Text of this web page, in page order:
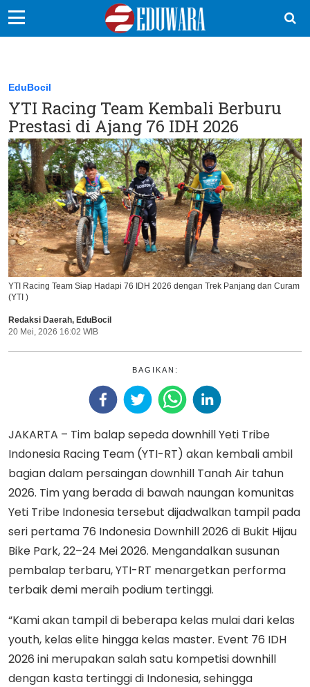
Sekolah Kita
Vokasi
Kampus
Idea
Sains
EduDana
Ikuti Kami di:
EduBocil
YTI Racing Team Kembali Berburu
Prestasi di Ajang 76 IDH 2026
YTI Racing Team Siap Hadapi 76 IDH 2026 dengan Trek Panjang dan Curam
(YTI )
Redaksi Daerah, EduBocil
20 Mei, 2026 16:02 WIB
BAGIKAN:
JAKARTA – Tim balap sepeda downhill Yeti Tribe
Indonesia Racing Team (YTI-RT) akan kembali ambil
bagian dalam persaingan downhill Tanah Air tahun
2026. Tim yang berada di bawah naungan komunitas
Yeti Tribe Indonesia tersebut dijadwalkan tampil pada
seri pertama 76 Indonesia Downhill 2026 di Bukit Hijau
Bike Park, 22–24 Mei 2026. Mengandalkan susunan
pembalap terbaru, YTI-RT menargetkan performa
terbaik demi meraih podium tertinggi.
“Kami akan tampil di beberapa kelas mulai dari kelas
youth, kelas elite hingga kelas master. Event 76 IDH
2026 ini merupakan salah satu kompetisi downhill
dengan kasta tertinggi di Indonesia, sehingga